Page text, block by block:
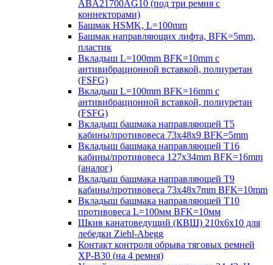
ABA21700AG10 (под три ремня с
коннекторами)
Башмак HSMK, L=100mm
Башмак направляющих лифта, BFK=5mm,
пластик
Вкладыш L=100mm BFK=10mm с
антивибрационной вставкой, полиуретан
(FSFG)
Вкладыш L=100mm BFK=16mm с
антивибрационной вставкой, полиуретан
(FSFG)
Вкладыш башмака направляющей T5
кабины/противовеса 73х48х9 BFK=5mm
Вкладыш башмака направляющей T16
кабины/противовеса 127х34mm BFK=16mm
(аналог)
Вкладыш башмака направляющей T9
кабины/противовеса 73х48х7mm BFK=10mm
Вкладыш башмака направляющей T10
противовеса L=100мм BFK=10мм
Шкив канатоведущий (КВШ) 210х6х10 для
лебедки Ziehl-Abegg
Контакт контроля обрыва тяговых ремней
XP-B30 (на 4 ремня)